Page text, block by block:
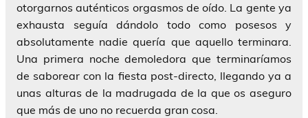
otorgarnos auténticos orgasmos de oído. La gente ya
exhausta seguía dándolo todo como posesos y
absolutamente nadie quería que aquello terminara.
Una primera noche demoledora que terminaríamos
de saborear con la fiesta post-directo, llegando ya a
unas alturas de la madrugada de la que os aseguro
que más de uno no recuerda gran cosa.